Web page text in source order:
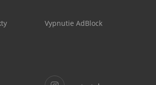
Vypnutie AdBlock